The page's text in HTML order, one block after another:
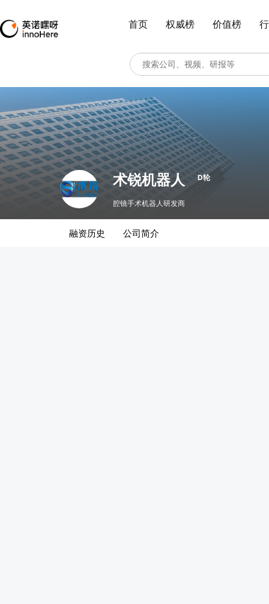
首页 权威榜 价值榜
术锐机器人 D轮
腔镜手术机器人研发商
融资历史 公司简介